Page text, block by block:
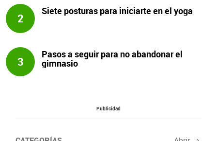
2
Siete posturas para iniciarte en el yoga
3
Pasos a seguir para no abandonar el
gimnasio
Publicidad